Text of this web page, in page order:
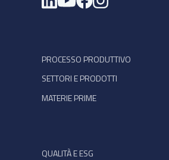
Si apre in una nuova scheda
PROCESSO PRODUTTIVO
SETTORI E PRODOTTI
MATERIE PRIME
QUALITÀ E ESG